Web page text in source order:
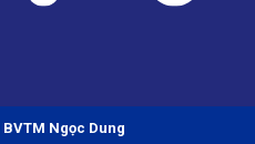
BVTM Ngọc Dung